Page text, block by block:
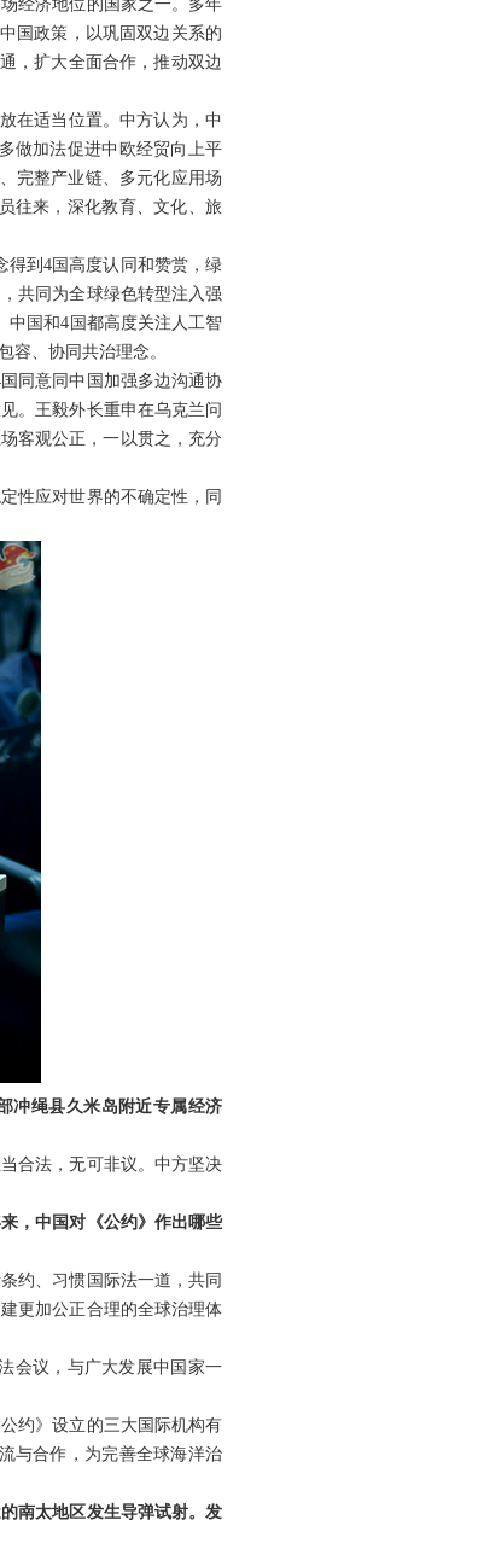
经济地位的国家之一。多年
国政策，以巩固双边关系的
，扩大全面合作，推动双边
在适当位置。中方认为，中
做加法促进中欧经贸向上平
完整产业链、多元化应用场
往来，深化教育、文化、旅
得到4国高度认同和赞赏，绿
共同为全球绿色转型注入强
中国和4国都高度关注人工智
容、协同共治理念。
同意同中国加强多边沟通协
。王毅外长重申在乌克兰问
客观公正，一以贯之，充分
性应对世界的不确定性，同
冲绳县久米岛附近专属经济
合法，无可非议。中方坚决
，中国对《公约》作出哪些
约、习惯国际法一道，共同
更加公正合理的全球治理体
会议，与广大发展中国家一
约》设立的三大国际机构有
与合作，为完善全球海洋治
南太地区发生导弹试射。发